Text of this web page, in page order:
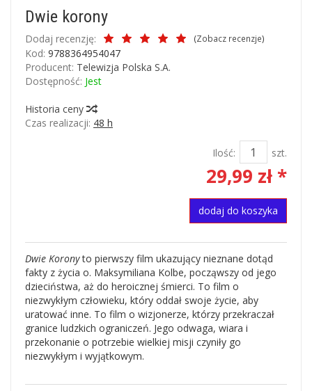
Dwie korony
Dodaj recenzję: (Zobacz recenzje)
Kod: 9788364954047
Producent: Telewizja Polska S.A.
Dostępność: Jest
Historia ceny
Czas realizacji: 48 h
Ilość: szt.
29,99 zł *
dodaj do koszyka
Dwie Koronyto pierwszy film ukazujący nieznane dotąd
fakty z życia o. Maksymiliana Kolbe, począwszy od jego
dzieciństwa, aż do heroicznej śmierci. To film o
niezwykłym człowieku, który oddał swoje życie, aby
uratować inne. To film o wizjonerze, którzy przekraczał
granice ludzkich ograniczeń. Jego odwaga, wiara i
przekonanie o potrzebie wielkiej misji czyniły go
niezwykłym i wyjątkowym.